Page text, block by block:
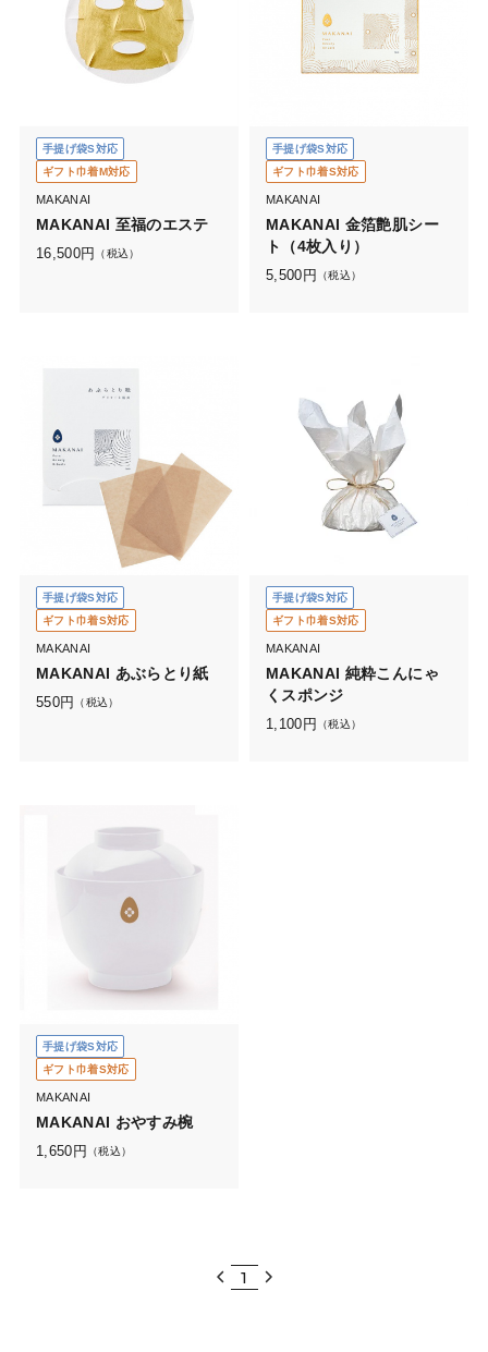
手提げ袋S対応
ギフト巾着M対応
MAKANAI
MAKANAI 至福のエステ
16,500円 （税込）
手提げ袋S対応
ギフト巾着S対応
MAKANAI
MAKANAI 金箔艶肌シー
ト（4枚入り）
5,500 円 （税込）
手提げ袋S対応
ギフト巾着S対応
MAKANAI
MAKANAI あぶらとり紙
550円 （税込）
手提げ袋S対応
ギフト巾着S対応
MAKANAI
MAKANAI 純粋こんにゃ
くスポンジ
1,100 円 （税込）
手提げ袋S対応
ギフト巾着S対応
MAKANAI
MAKANAI おやすみ椀
1,650 円 （税込）
1